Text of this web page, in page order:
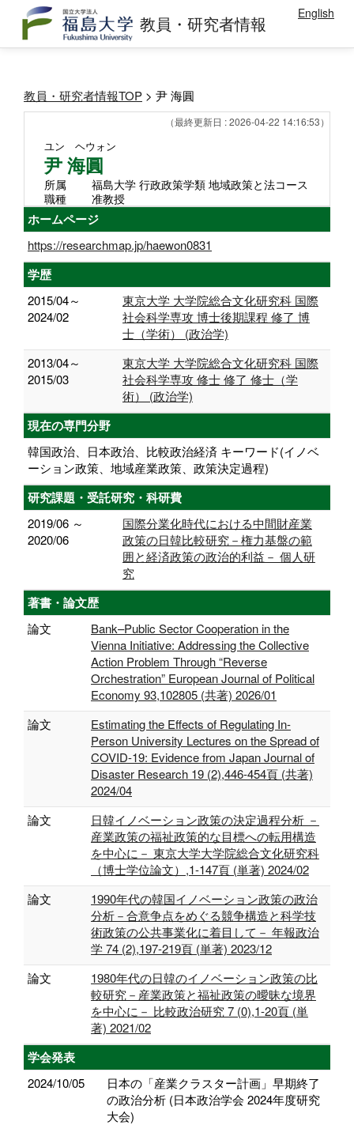
教員・研究者情報 English
教員・研究者情報TOP > 尹 海圓
（最終更新日 : 2026-04-22 14:16:53）
ユン ヘウォン
尹 海圓
所属
福島大学 行政政策学類 地域政策と法コース
職種
准教授
ホームページ
https://researchmap.jp/haewon0831
学歴
2015/04～
2024/02
東京大学 大学院総合文化研究科 国際
社会科学専攻 博士後期課程 修了 博
士（学術） (政治学)
2013/04～
2015/03
東京大学 大学院総合文化研究科 国際
社会科学専攻 修士 修了 修士（学
術） (政治学)
現在の専門分野
韓国政治、日本政治、比較政治経済 キーワード(イノベ
ーション政策、地域産業政策、政策決定過程)
研究課題・受託研究・科研費
2019/06 ～
2020/06
国際分業化時代における中間財産業
政策の日韓比較研究－権力基盤の範
囲と経済政策の政治的利益－ 個人研
究
著書・論文歴
論文
Bank–Public Sector Cooperation in the
Vienna Initiative: Addressing the Collective
Action Problem Through “Reverse
Orchestration” European Journal of Political
Economy 93,102805 (共著) 2026/01
論文
Estimating the Effects of Regulating In-
Person University Lectures on the Spread of
COVID-19: Evidence from Japan Journal of
Disaster Research 19 (2),446-454頁 (共著)
2024/04
論文
日韓イノベーション政策の決定過程分析 －
産業政策の福祉政策的な目標への転用構造
を中心に－ 東京大学大学院総合文化研究科
（博士学位論文）,1-147頁 (単著) 2024/02
論文
1990年代の韓国イノベーション政策の政治
分析－合意争点をめぐる競争構造と科学技
術政策の公共事業化に着目して－ 年報政治
学 74 (2),197-219頁 (単著) 2023/12
論文
1980年代の日韓のイノベーション政策の比
較研究－産業政策と福祉政策の曖昧な境界
を中心に－ 比較政治研究 7 (0),1-20頁 (単
著) 2021/02
学会発表
2024/10/05
日本の「産業クラスター計画」早期終了
の政治分析 (日本政治学会 2024年度研究
大会)